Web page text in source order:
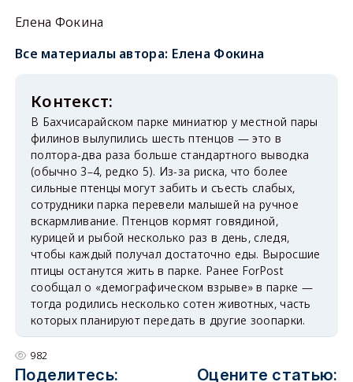
Елена Фокина
Все материалы автора: Елена Фокина
В Бахчисарайском парке миниатюр у местной пары
филинов вылупились шесть птенцов — это в
полтора-два раза больше стандартного выводка
(обычно 3–4, редко 5). Из-за риска, что более
сильные птенцы могут забить и съесть слабых,
сотрудники парка перевели малышей на ручное
вскармливание. Птенцов кормят говядиной,
курицей и рыбой несколько раз в день, следя,
чтобы каждый получал достаточно еды. Выросшие
птицы останутся жить в парке. Ранее ForPost
сообщал о «демографическом взрыве» в парке —
тогда родились несколько сотен животных, часть
которых планируют передать в другие зоопарки.
982
Поделитесь: Оцените статью: